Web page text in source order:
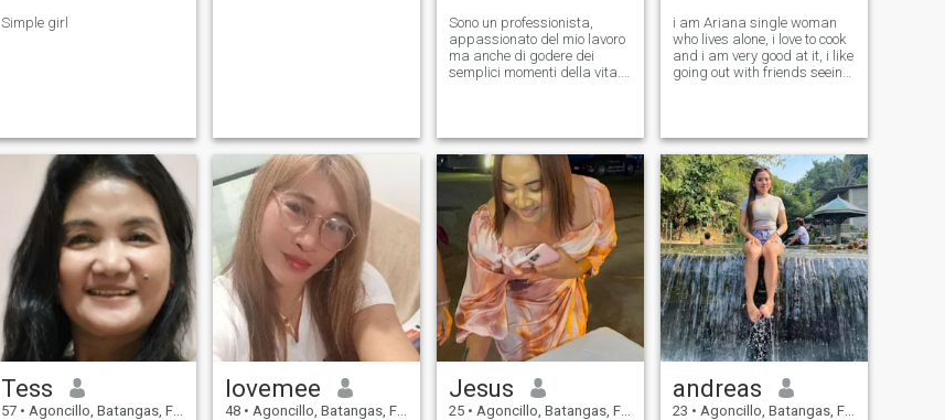
Simple girl
Sono un professionista,
appassionato del mio lavoro
ma anche di godere dei
semplici momenti della vita.
futuro. Ho una figlia che è già
al college, quindi ora sono a
un punto della mia vita in cui
voglio costruire una relazione
bella, sana e stabile con
qualcuno che apprezza ciò
che conta veramente. Mi
piace viaggiare, ballare,
ascoltare buona musica e
condurre uno stile di vita
sano. Mi piace anche l'idea
di stare a casa, cucinare
qualcosa di delizioso,
condividere una buona
semplicemente godermi la
compagnia l'uno dell'altro.
i am Ariana single woman
who lives alone, i love to cook
and i am very good at it, i like
going out with friends seeing
Tess
57 • Agoncillo, Batangas, Filippine
lovemee
48 • Agoncillo, Batangas, Filippine
Jesus
25 • Agoncillo, Batangas, Filippine
andreas
23 • Agoncillo, Batangas, Filippine